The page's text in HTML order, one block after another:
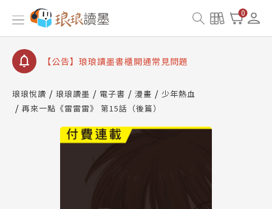
0
查詢
【公告】琅琅讀墨數位閱讀資產合併與書櫃開通申請
【公告】琅琅讀墨 3 分鐘完成書櫃開通與資產合併申
【公告】琅琅書店服務升級重要說明及資產合併結果
查詢
琅琅悅讀 琅琅讀墨 電子書 漫畫
少年熱血
再來一點《雷雷雷》 第15話（後篇）